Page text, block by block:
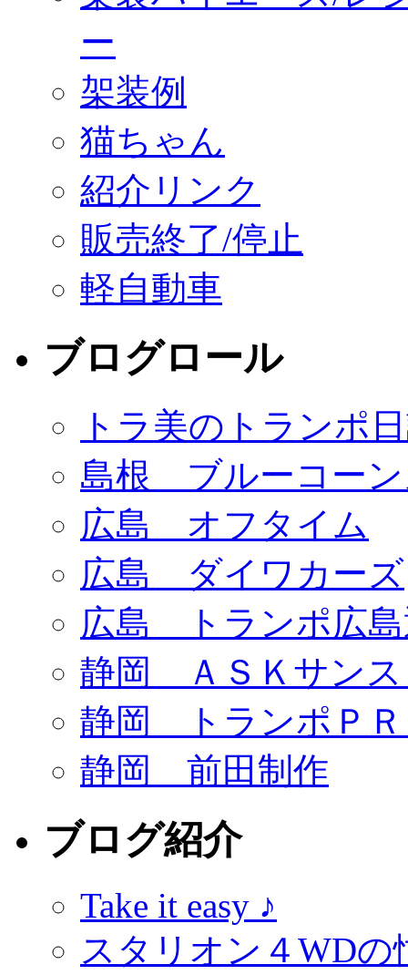
ー
架装例
猫ちゃん
紹介リンク
販売終了/停止
軽自動車
ブログロール
トラ美のトランポ
島根 ブルーコー
広島 オフタイム
広島 ダイワカーズ
広島 トランポ広島
静岡 ＡＳＫサンス
静岡 トランポＰ
静岡 前田制作
ブログ紹介
Take it easy ♪
スタリオン４WDの